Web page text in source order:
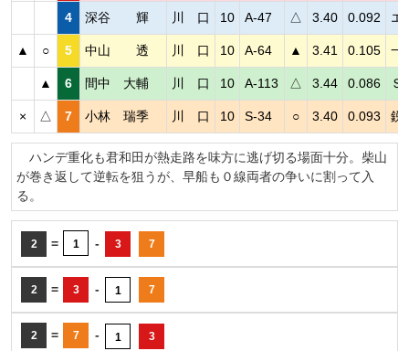
4 深谷 輝 川 口 10 A-47 △ 3.40 0.092 エ
▲ ○ 5 中山 透 川 口 10 A-64 ▲ 3.41 0.105 一
▲ 6 間中 大輔 川 口 10 A-113 △ 3.44 0.086 Ｓ
× △ 7 小林 瑞季 川 口 10 S-34 ○ 3.40 0.093 鋭
ハンデ重化も君和田が熱走路を味方に逃げ切る場面十分。柴山
が巻き返して逆転を狙うが、早船も０線両者の争いに割って入
る。
2 = 1 - 3 7
2 = 3 - 1 7
2 = 7 - 1 3